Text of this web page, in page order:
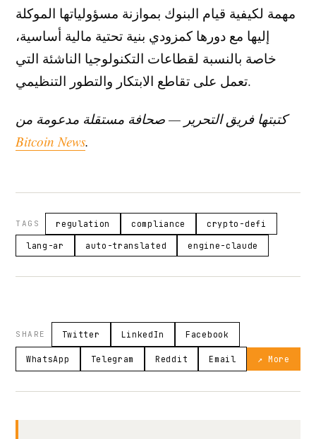
مهمة لكيفية قيام البنوك بموازنة مسؤولياتها الموكلة
إليها مع دورها كمزودي بنية تحتية مالية أساسية،
خاصة بالنسبة لقطاعات التكنولوجيا الناشئة التي
تعمل على تقاطع الابتكار والتطور التنظيمي.
كتبتها فريق التحرير — صحافة مستقلة مدعومة من
Bitcoin News.
TAGS regulation compliance crypto-defi
lang-ar auto-translated engine-claude
SHARE Twitter LinkedIn Facebook
WhatsApp Telegram Reddit Email ↗ More